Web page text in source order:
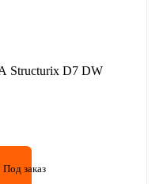
Structurix D7 DW
Под заказ